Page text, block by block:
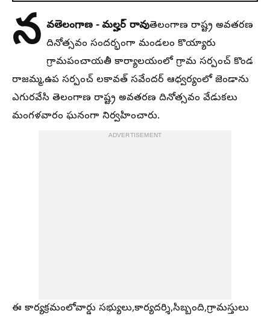
న వతెలంగాణ - మల్హర్ రావుతెలంగాణ రాష్ట్ర అవతరణ
దినోత్సవం సందర్భంగా మండలం కొయ్యారు
గ్రామపంచాయతీ కార్యాలయంలో గ్రామ సర్పంచ్ కొండ
రాజమ్మ,ఉప సర్పంచ్ లకావత్ సవేందర్ ఆధ్వర్యంలో జెండాను
ఎగురవేసి తెలంగాణ రాష్ట్ర అవతరణ దినోత్సవం వేడుకలు
మంగళవారం ఘనంగా నిర్వహించారు.
ADVERTISEMENT
ఈ కార్యక్రమంలోవార్డు సభ్యులు,కార్యదర్శి,సిబ్బంది,గ్రామస్తులు